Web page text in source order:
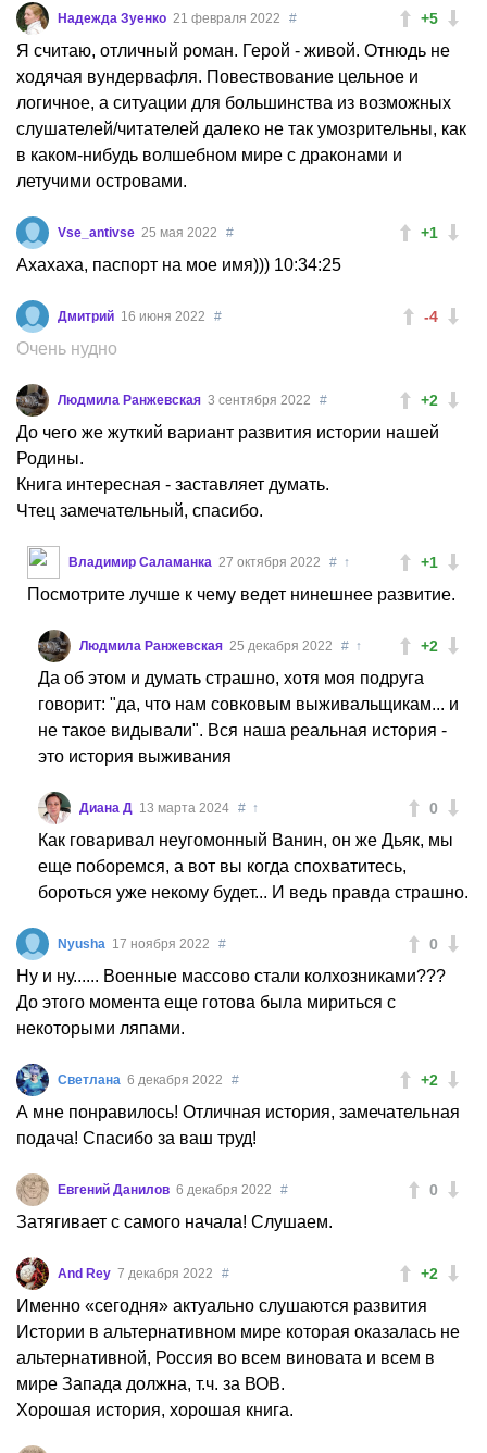
+5
Надежда Зуенко 21 февраля 2022 #
Я считаю, отличный роман. Герой - живой. Отнюдь не
ходячая вундервафля. Повествование цельное и
логичное, а ситуации для большинства из возможных
слушателей/читателей далеко не так умозрительны, как
в каком-нибудь волшебном мире с драконами и
летучими островами.
+1
Vse_antivse 25 мая 2022 #
Ахахаха, паспорт на мое имя))) 10:34:25
-4
Дмитрий 16 июня 2022 #
Очень нудно
+2
Людмила Ранжевская 3 сентября 2022 #
До чего же жуткий вариант развития истории нашей
Родины.
Книга интересная - заставляет думать.
Чтец замечательный, спасибо.
+1
Владимир Саламанка 27 октября 2022 # ↑
Посмотрите лучше к чему ведет нинешнее развитие.
+2
Людмила Ранжевская 25 декабря 2022 # ↑
Да об этом и думать страшно, хотя моя подруга
говорит: "да, что нам совковым выживальщикам... и
не такое видывали". Вся наша реальная история -
это история выживания
0
Диана Д 13 марта 2024 # ↑
Как говаривал неугомонный Ванин, он же Дьяк, мы
еще поборемся, а вот вы когда спохватитесь,
бороться уже некому будет... И ведь правда страшно.
0
Nyusha 17 ноября 2022 #
Ну и ну...... Военные массово стали колхозниками???
До этого момента еще готова была мириться с
некоторыми ляпами.
+2
Светлана 6 декабря 2022 #
А мне понравилось! Отличная история, замечательная
подача! Спасибо за ваш труд!
0
Евгений Данилов 6 декабря 2022 #
Затягивает с самого начала! Слушаем.
+2
And Rey 7 декабря 2022 #
Именно «сегодня» актуально слушаются развития
Истории в альтернативном мире которая оказалась не
альтернативной, Россия во всем виновата и всем в
мире Запада должна, т.ч. за ВОВ.
Хорошая история, хорошая книга.